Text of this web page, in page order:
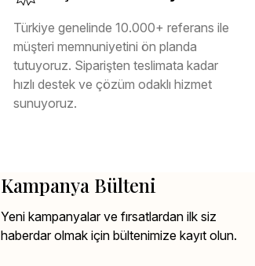
Türkiye genelinde 10.000+ referans ile
müşteri memnuniyetini ön planda
tutuyoruz. Siparişten teslimata kadar
hızlı destek ve çözüm odaklı hizmet
sunuyoruz.
Kampanya Bülteni
Yeni kampanyalar ve fırsatlardan ilk siz
haberdar olmak için bültenimize kayıt olun.